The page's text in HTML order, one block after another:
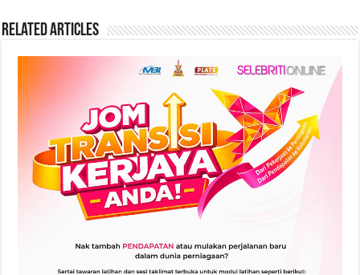
e
b
o
o
k
s
A
d
s
Li
n
k
Related Articles